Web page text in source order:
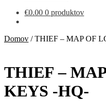
€0.00 0 produktov
Domov /THIEF – MAP OF
THIEF –
KEYS -HQ-